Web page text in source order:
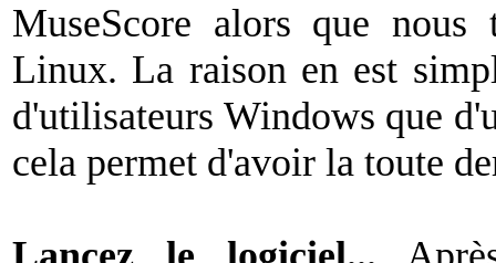
MuseScore alors que nous
Linux. La raison en est
d'utilisateurs Windows que
cela permet d'avoir la toute